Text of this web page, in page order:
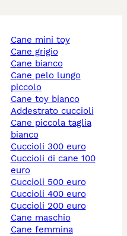
cane mini toy
cane grigio
cane bianco
cane pelo lungo
piccolo
cane toy bianco
addestrato cuccioli
cane piccola taglia
bianco
cuccioli 300 euro
cuccioli di cane 100
euro
cuccioli 500 euro
cuccioli 400 euro
cuccioli 200 euro
cane maschio
cane femmina